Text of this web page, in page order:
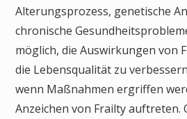
Alterungsprozess, genetische
chronische
möglich, die Auswirkungen von
die Lebensqualität zu
wenn Maßnahmen ergriffen
Anzeichen von Frailty auftreten.